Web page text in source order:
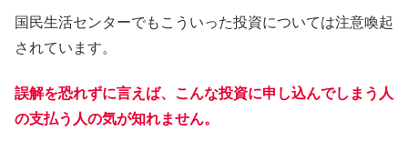
国民生活センターでもこういった投資については注意喚起
されています。
誤解を恐れずに言えば、こんな投資に申し込んでしまう人
の支払う人の気が知れません。